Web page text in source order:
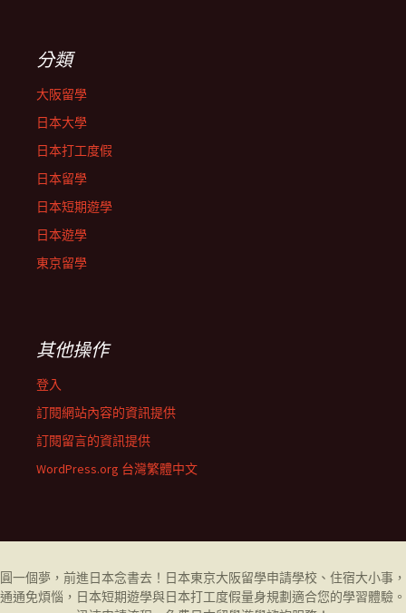
分類
大阪留學
日本大學
日本打工度假
日本留學
日本短期遊學
日本遊學
東京留學
其他操作
登入
訂閱網站內容的資訊提供
訂閱留言的資訊提供
WordPress.org 台灣繁體中文
圓一個夢，前進日本念書去！日本東京大阪留學申請學校、住宿大小事，
通通免煩惱，日本短期遊學與日本打工度假量身規劃適合您的學習體驗。